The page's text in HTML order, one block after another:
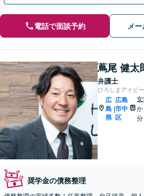
電話で面談予約 メ
蔦尾 健太
弁護士
ひろしまアイビ
広
島
県
|
広島
市中
区
分
奨学金の債務整理